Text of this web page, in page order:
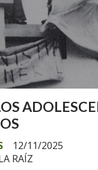
RAÍZ
12/11/2025